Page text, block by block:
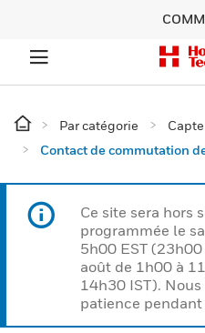
Par catégorie
Contact de commutation
Ce site sera hors
programmée le
5h00 EST
août de 1h00 à
14h30 IST).
patience